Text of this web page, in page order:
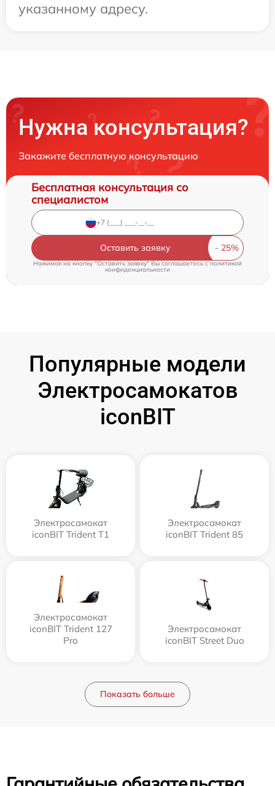
указанному адресу.
Нужна консультация?
Закажите бесплатную консультацию
Бесплатная консультация со
специалистом
Оставить заявку
Нажимая на кнопку "Оставить заявку" Вы соглашаетесь cполитикой
конфиденциальности
Популярные модели
Электросамокатов
iconBIT
Электросамокат
iconBIT Trident T1
Электросамокат
iconBIT Trident 85
Электросамокат
iconBIT Trident 127
Pro
Электросамокат
iconBIT Street Duo
Показать больше